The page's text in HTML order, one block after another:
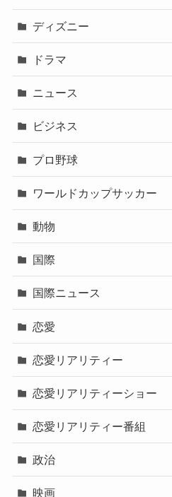
ディズニー
ドラマ
ニュース
ビジネス
プロ野球
ワールドカップサッカー
動物
国際
国際ニュース
恋愛
恋愛リアリティー
恋愛リアリティーショー
恋愛リアリティー番組
政治
映画